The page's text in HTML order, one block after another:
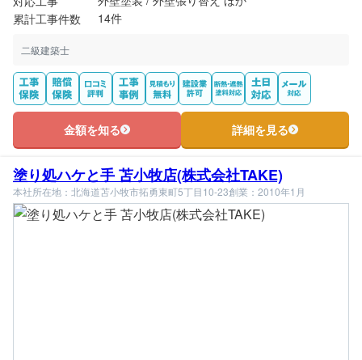
累計工事件数
14件
二級建築士
金額を知る 詳細を見る
塗り処ハケと手 苫小牧店(株式会社TAKE)
本社所在地：北海道苫小牧市拓勇東町5丁目10-23創業：2010年1月